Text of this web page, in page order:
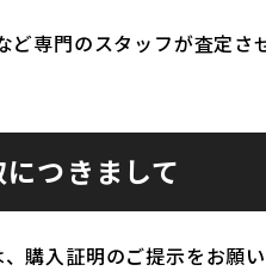
専門のスタッフが査定さ
つきまして
購入証明のご提示をお願い